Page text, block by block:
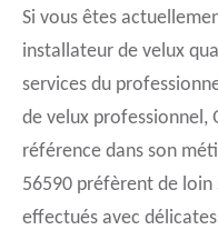
Si vous êtes
installateur de velux
services du
de velux professionnel,
référence dans son
56590 préfèrent de loin
effectués avec